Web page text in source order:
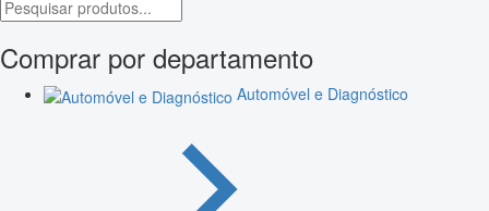
Comprar por departamento
Automóvel e Diagnóstico